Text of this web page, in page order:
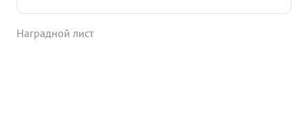
одиночно смелый бомбардировочный налет на
Наградной лист